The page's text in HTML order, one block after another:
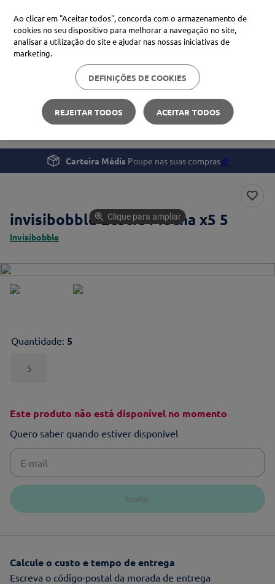
Procure no Marketplace Médis
Pesquisas mais comuns
xiaomi
4º cerave
Beleza e Cuidado pessoal
invisibobble Ecotie Mocha x5
Carteira Médis Poupe nas suas compras🪙
invisibobble Ecotie Mocha x5 5
Invisibobble
Clique para ampliar
Quantidade: 5
5
Este produto não está disponível no momento
Quero saber quando estiver disponível
Enviar
Calcule o custo e tempo de entrega
Escreva o código-postal da morada de entrega
Ao clicar em "Aceitar todos", concorda com o armazenamento de
cookies no seu dispositivo para melhorar a navegação no site,
analisar a utilização do site e ajudar nas nossas iniciativas de
marketing.
DEFINIÇÕES DE COOKIES
REJEITAR TODOS ACEITAR TODOS